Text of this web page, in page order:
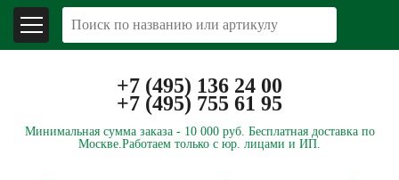
+7 (495) 136 24 00
+7 (495) 755 61 95
Минимальная сумма заказа - 10 000 руб. Бесплатная доставка по
Москве.Работаем только с юр. лицами и ИП.